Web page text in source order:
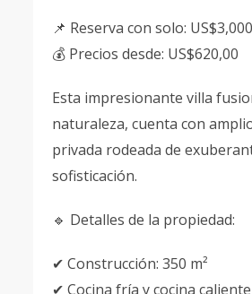
📌 Reserva con solo: US$3,000
💰 Precios desde: US$620,00
Esta impresionante villa
naturaleza, cuenta con
privada rodeada de
sofisticación.
🔹 Detalles de la propiedad:
✔ Construcción: 350 m²
✔ Cocina fría y cocina caliente